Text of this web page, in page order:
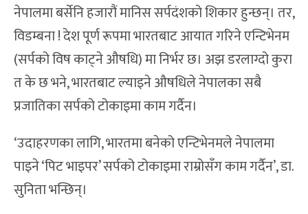
नेपालमा बर्सेनि हजारौं मानिस सर्पदंशको शिकार हुन्छन्। तर,
विडम्बना ! देश पूर्ण रूपमा भारतबाट आयात गरिने एन्टिभेनम
(सर्पको विष काट्ने औषधि) मा निर्भर छ। अझ डरलाग्दो कुरा
त के छ भने, भारतबाट ल्याइने औषधिले नेपालका सबै
प्रजातिका सर्पको टोकाइमा काम गर्दैन।
‘उदाहरणका लागि, भारतमा बनेको एन्टिभेनमले नेपालमा
पाइने ‘पिट भाइपर’ सर्पको टोकाइमा राम्रोसँग काम गर्दैन’, डा.
सुनिता भन्छिन्।